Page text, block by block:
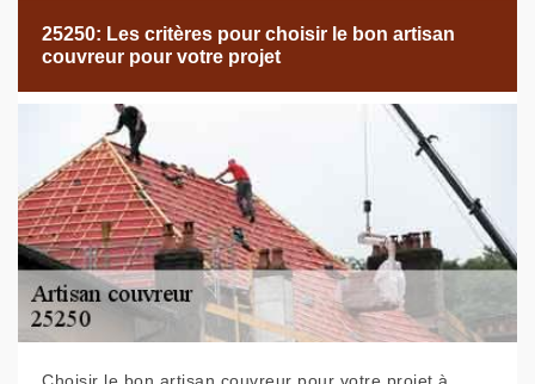
25250: Les critères pour choisir le bon artisan
couvreur pour votre projet